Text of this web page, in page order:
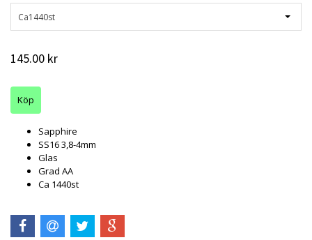
Ca1440st
145.00 kr
Sapphire
SS16 3,8-4mm
Glas
Grad AA
Ca 1440st